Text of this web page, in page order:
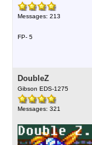
Messages: 213
FP- 5
DoubleZ
Gibson EDS-1275
Messages: 321